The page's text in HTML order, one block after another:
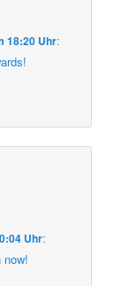
18:20 Uhr:
Uhr: